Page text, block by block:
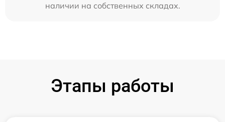
наличии на собственных складах.
Этапы работы